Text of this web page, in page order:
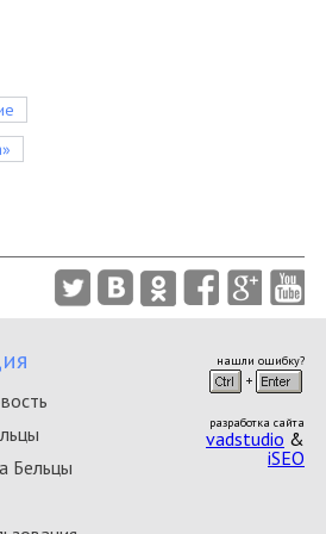
Бельцы
нашли ошибку?
разработка сайта
vadstudio &
iSEO